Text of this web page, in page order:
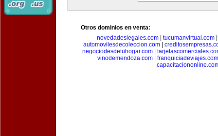
Otros dominios en venta:
novedadeslegales.com
tucumanvirtual.com
automovilesdecoleccion.com
negociodesdetuhogar.com
vinodemendoza.com
franquiciadeviajes.com